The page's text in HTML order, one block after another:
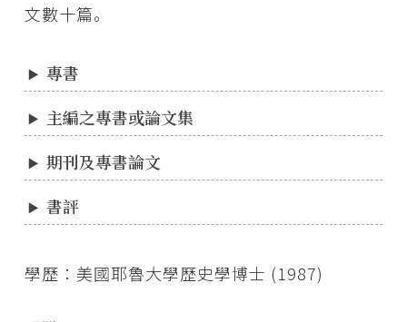
文數十篇。
專書
主編之專書或論文集
期刊及專書論文
書評
學歷：美國耶魯大學歷史學博士 (1987)